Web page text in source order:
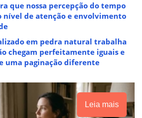
que nossa percepção do tempo
nível de atenção e envolvimento
em pedra natural trabalha
chegam perfeitamente iguais e
uma paginação diferente
Leia mais